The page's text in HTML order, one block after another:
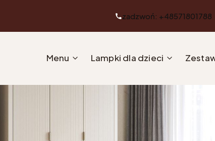
zadzwoń: +48571801788
Menu Lampki dla dzieci